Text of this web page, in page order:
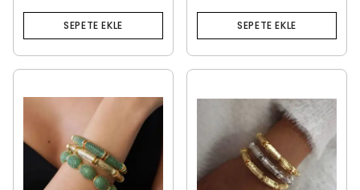
SEPETE EKLE SEPETE EKLE